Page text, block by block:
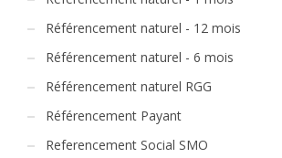
Référencement naturel - 12 mois
Référencement naturel - 6 mois
Référencement naturel RGG
Référencement Payant
Referencement Social SMO